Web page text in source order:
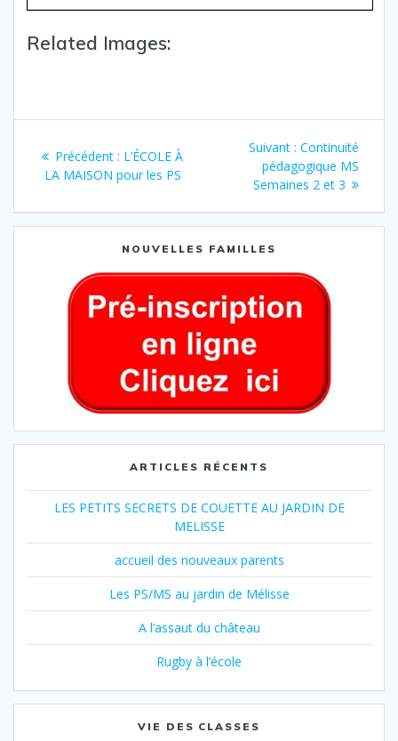
Related Images:
Précédent : L’ÉCOLE À
LA MAISON pour les PS
Suivant : Continuité
pédagogique MS
Semaines 2 et 3
NOUVELLES FAMILLES
ARTICLES RÉCENTS
LES PETITS SECRETS DE COUETTE AU JARDIN DE
MELISSE
accueil des nouveaux parents
Les PS/MS au jardin de Mélisse
A l’assaut du château
Rugby à l’école
VIE DES CLASSES